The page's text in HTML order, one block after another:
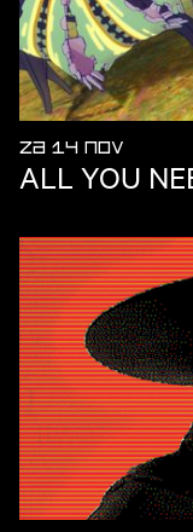
ZA 14 NOV
ALL YOU